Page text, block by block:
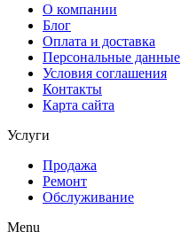
О компании
Блог
Оплата и доставка
Персональные данные
Условия соглашения
Контакты
Карта сайта
Услуги
Продажа
Ремонт
Обслуживание
Menu